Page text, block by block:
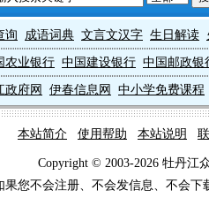
询 成语词典 文言文汉字 生日解读
农业银行 中国建设银行 中国邮政银
政府网 伊春信息网 中小学免费课程
本站简介 使用帮助 本站说明
Copyright © 2003-2026 牡丹江
果您不会注册、不会发信息、不会